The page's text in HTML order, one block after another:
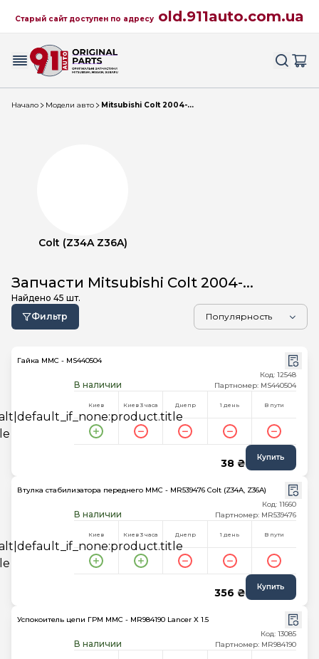
Старый сайт доступен по адресу old.911auto.com.ua
Начало Модели авто Mitsubishi Colt 2004-...
Colt (Z34A Z36A)
Запчасти Mitsubishi Colt 2004-...
Найдено 45 шт.
Фильтр
Гайка MMC - MS440504
В наличии
Код: 12548
Партномер: MS440504
Киев Киев 3 часа Днепр 1 день В пути
38 ₴ Купить
Втулка стабилизатора переднего MMC - MR539476 Colt (Z34A, Z36A)
В наличии
Код: 11660
Партномер: MR539476
Киев Киев 3 часа Днепр 1 день В пути
356 ₴ Купить
Успокоитель цепи ГРМ MMC - MR984190 Lancer X 1.5
В наличии
Код: 13085
Партномер: MR984190